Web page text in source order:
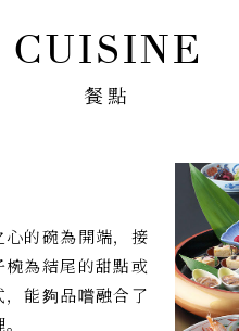
餐點
的碗為開端，接
為結尾的甜點或
能夠品嚐融合了